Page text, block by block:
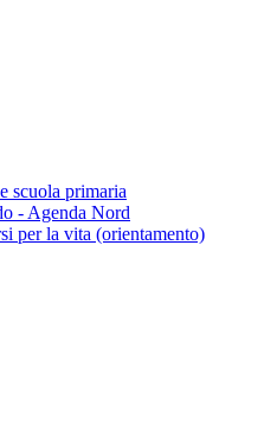
scuola primaria
- Agenda Nord
per la vita (orientamento)